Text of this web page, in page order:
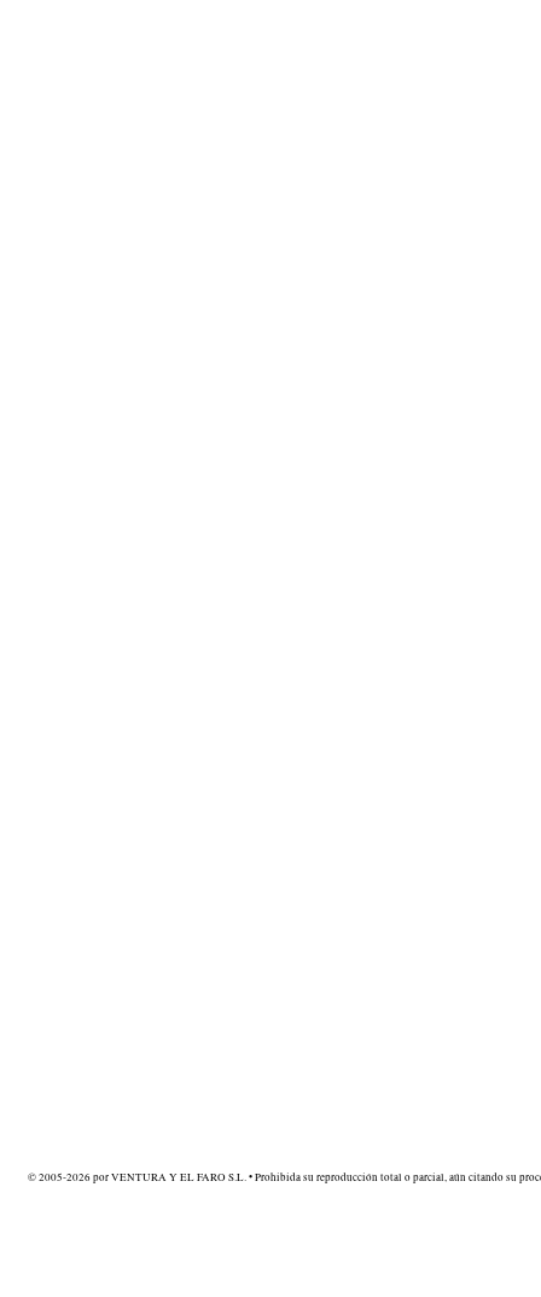
© 2005-2026 por VENTURA Y EL FARO S.L. • Prohibida su reproducción total o parcial, aún citando su